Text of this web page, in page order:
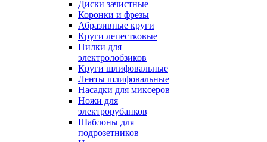
Диски зачистные
Коронки и фрезы
Абразивные круги
Круги лепестковые
Пилки для
электролобзиков
Круги шлифовальные
Ленты шлифовальные
Насадки для миксеров
Ножи для
электрорубанков
Шаблоны для
подрозетников